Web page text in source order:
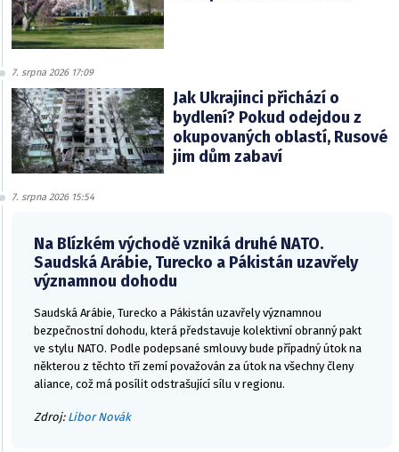
7. srpna 2026 17:09
Jak Ukrajinci přichází o
bydlení? Pokud odejdou z
okupovaných oblastí, Rusové
jim dům zabaví
7. srpna 2026 15:54
Na Blízkém východě vzniká druhé NATO.
Saudská Arábie, Turecko a Pákistán uzavřely
významnou dohodu
Saudská Arábie, Turecko a Pákistán uzavřely významnou
bezpečnostní dohodu, která představuje kolektivní obranný pakt
ve stylu NATO. Podle podepsané smlouvy bude případný útok na
některou z těchto tří zemí považován za útok na všechny členy
aliance, což má posílit odstrašující sílu v regionu.
Zdroj: Libor Novák